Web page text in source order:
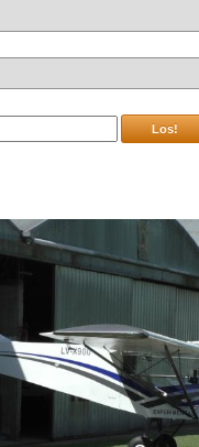
Los!